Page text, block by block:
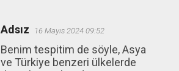
Adsız 16 Mayıs 2024 09:52
Benim tespitim de söyle, Asya
ve Türkiye benzeri ülkelerde